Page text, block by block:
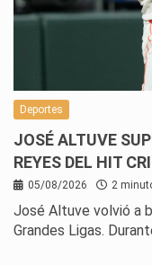
Deportes
JOSÉ ALTUVE
REYES DEL HIT
05/08/2026 2
José Altuve volvió a
Grandes Ligas.